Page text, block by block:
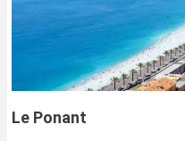
Le Ponant